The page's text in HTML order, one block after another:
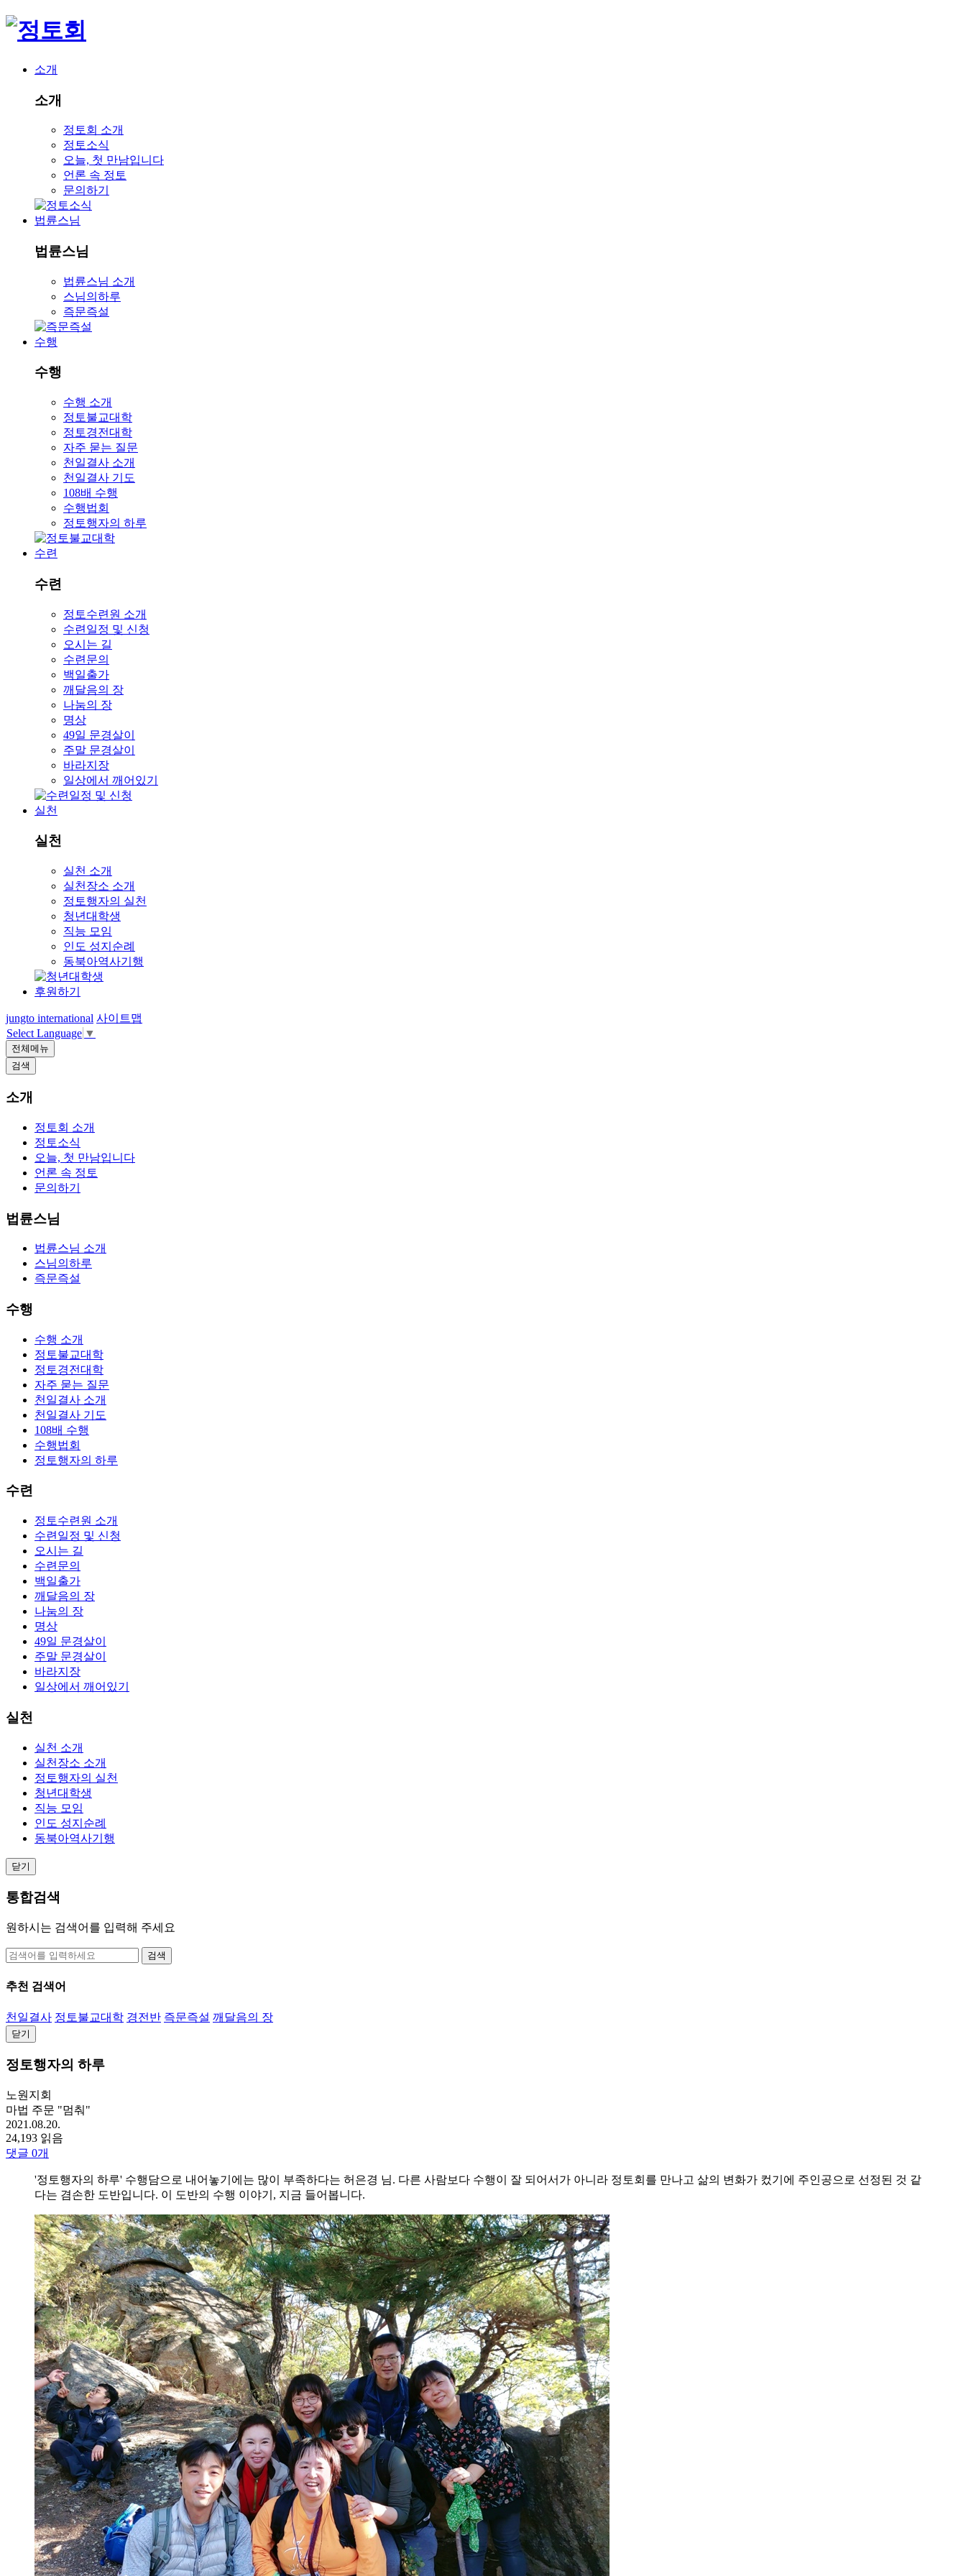
소개
소개
정토회 소개
정토소식
오늘, 첫 만남입니다
언론 속 정토
문의하기
법륜스님
법륜스님
법륜스님 소개
스님의하루
즉문즉설
수행
수행
수행 소개
정토불교대학
정토경전대학
자주 묻는 질문
천일결사 소개
천일결사 기도
108배 수행
수행법회
정토행자의 하루
수련
수련
정토수련원 소개
수련일정 및 신청
오시는 길
수련문의
백일출가
깨달음의 장
나눔의 장
명상
49일 문경살이
주말 문경살이
바라지장
일상에서 깨어있기
실천
실천
실천 소개
실천장소 소개
정토행자의 실천
청년대학생
직능 모임
인도 성지순례
동북아역사기행
후원하기
jungto international 사이트맵
Select Language ▼
전체메뉴
검색
소개
정토회 소개
정토소식
오늘, 첫 만남입니다
언론 속 정토
문의하기
법륜스님
법륜스님 소개
스님의하루
즉문즉설
수행
수행 소개
정토불교대학
정토경전대학
자주 묻는 질문
천일결사 소개
천일결사 기도
108배 수행
수행법회
정토행자의 하루
수련
정토수련원 소개
수련일정 및 신청
오시는 길
수련문의
백일출가
깨달음의 장
나눔의 장
명상
49일 문경살이
주말 문경살이
바라지장
일상에서 깨어있기
실천
실천 소개
실천장소 소개
정토행자의 실천
청년대학생
직능 모임
인도 성지순례
동북아역사기행
닫기
통합검색
원하시는 검색어를 입력해 주세요
검색
추천 검색어
천일결사 정토불교대학 경전반 즉문즉설 깨달음의 장
닫기
정토행자의 하루
노원지회
마법 주문 "멈춰"
2021.08.20.
24,193 읽음
댓글 0개
'정토행자의 하루' 수행담으로 내어놓기에는 많이 부족하다는 허은경 님. 다른 사람보다 수행이 잘 되어서가 아니라 정토회를 만나고 삶의 변화가 컸기에 주인공으로 선정된 것 같
다는 겸손한 도반입니다. 이 도반의 수행 이야기, 지금 들어봅니다.